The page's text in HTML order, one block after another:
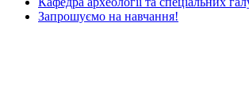
Запрошуємо на навчання!